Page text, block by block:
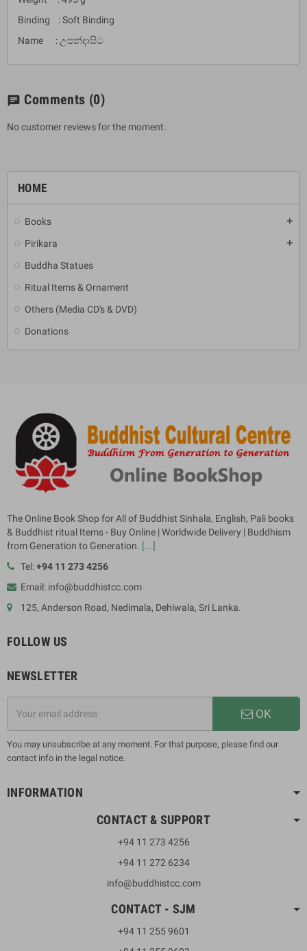
HOME
Books add
Pirikara add
Buddha Statues
Ritual Items & Ornament
Others (Media CD's & DVD)
Donations
Binding : Soft Binding
Name : උපන්දාසිට
chat Comments (0)
No customer reviews for the moment.
The Online Book Shop for All of Buddhist Sinhala, English, Pali books
& Buddhist ritual Items - Buy Online | Worldwide Delivery | Buddhism
from Generation to Generation. [...]
Tel:+94 11 273 4256
Email: info@buddhistcc.com
125, Anderson Road, Nedimala, Dehiwala, Sri Lanka.
FOLLOW US
NEWSLETTER
OK
You may unsubscribe at any moment. For that purpose, please find our
contact info in the legal notice.
INFORMATION
CONTACT & SUPPORT
+94 11 273 4256
+94 11 272 6234
info@buddhistcc.com
CONTACT - SJM
+94 11 255 9601